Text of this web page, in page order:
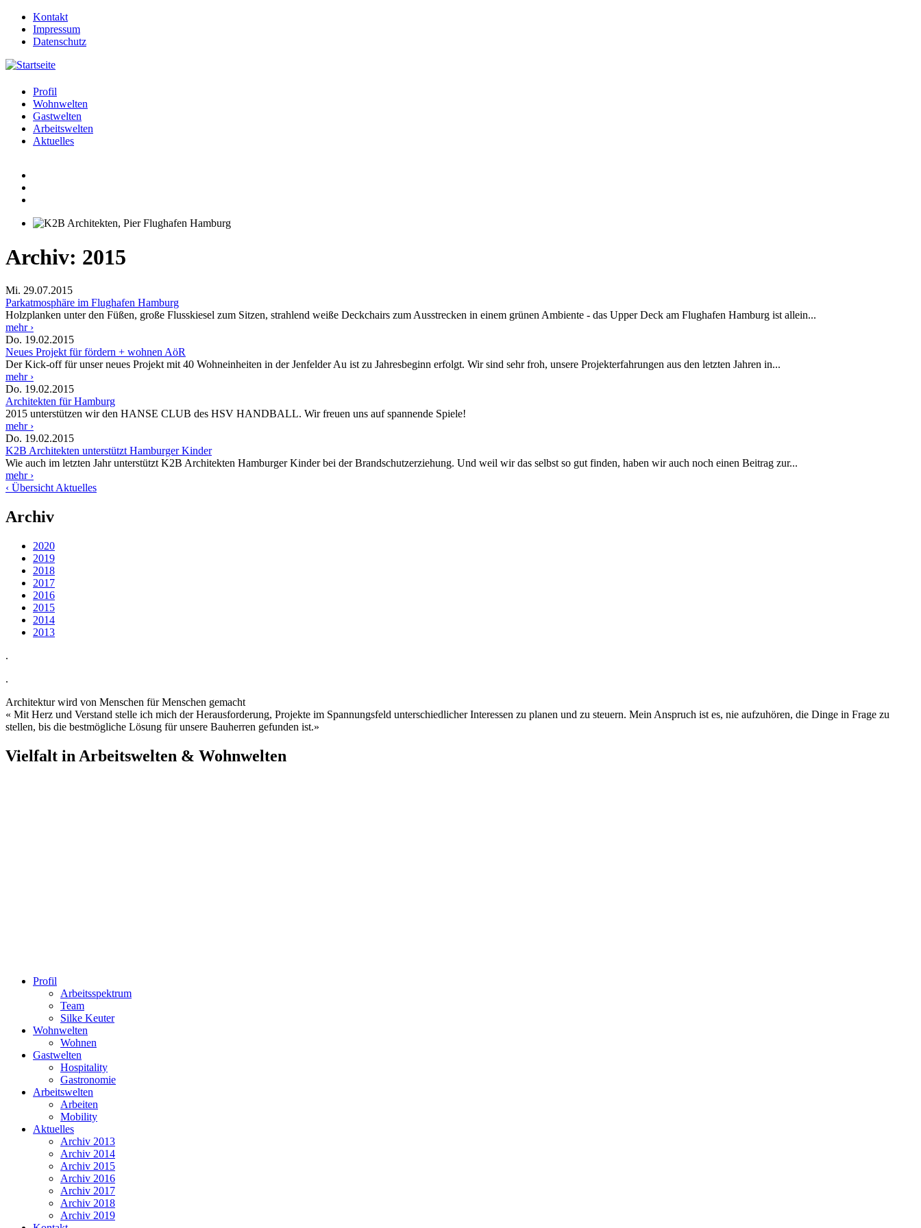
Jump to navigation
Kontakt
Impressum
Datenschutz
Profil
Wohnwelten
Gastwelten
Arbeitswelten
Aktuelles
Archiv: 2015
Mi. 29.07.2015
Parkatmosphäre im Flughafen Hamburg
Holzplanken unter den Füßen, große Flusskiesel zum Sitzen, strahlend weiße Deckchairs zum Ausstrecken in einem grünen Ambiente - das Upper Deck am Flughafen Hamburg ist allein...
mehr ›
Do. 19.02.2015
Neues Projekt für fördern + wohnen AöR
Der Kick-off für unser neues Projekt mit 40 Wohneinheiten in der Jenfelder Au ist zu Jahresbeginn erfolgt. Wir sind sehr froh, unsere Projekterfahrungen aus den letzten Jahren in...
mehr ›
Do. 19.02.2015
Architekten für Hamburg
2015 unterstützen wir den HANSE CLUB des HSV HANDBALL. Wir freuen uns auf spannende Spiele!
mehr ›
Do. 19.02.2015
K2B Architekten unterstützt Hamburger Kinder
Wie auch im letzten Jahr unterstützt K2B Architekten Hamburger Kinder bei der Brandschutzerziehung. Und weil wir das selbst so gut finden, haben wir auch noch einen Beitrag zur...
mehr ›
‹ Übersicht Aktuelles
Archiv
2020
2019
2018
2017
2016
2015
2014
2013
.
.
Architektur wird von Menschen für Menschen gemacht
« Mit Herz und Verstand stelle ich mich der Herausforderung, Projekte im Spannungsfeld unterschiedlicher Interessen zu planen und zu steuern. Mein Anspruch ist es, nie aufzuhören, die Dinge in Frage zu
stellen, bis die bestmögliche Lösung für unsere Bauherren gefunden ist.»
Vielfalt in Arbeitswelten & Wohnwelten
Profil
Arbeitsspektrum
Team
Silke Keuter
Wohnwelten
Wohnen
Gastwelten
Hospitality
Gastronomie
Arbeitswelten
Arbeiten
Mobility
Aktuelles
Archiv 2013
Archiv 2014
Archiv 2015
Archiv 2016
Archiv 2017
Archiv 2018
Archiv 2019